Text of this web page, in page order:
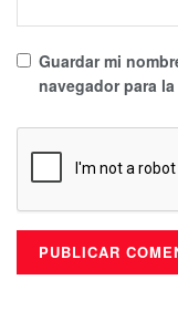
Guardar mi
navegador para